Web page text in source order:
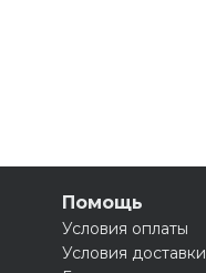
Помощь
Условия оплаты
Условия доставки